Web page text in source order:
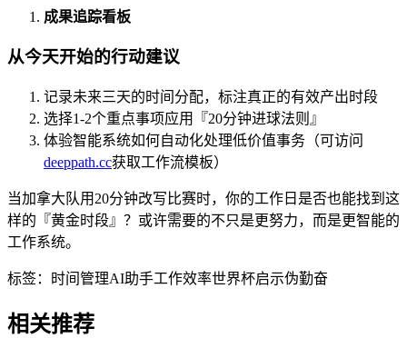
成果追踪看板
从今天开始的行动建议
记录未来三天的时间分配，标注真正的有效产出时段
选择1-2个重点事项应用『20分钟进球法则』
体验智能系统如何自动化处理低价值事务（可访问
deeppath.cc获取工作流模板）
当加拿大队用20分钟改写比赛时，你的工作日是否也能找到这
样的『黄金时段』？或许需要的不只是更努力，而是更智能的
工作系统。
标签： 时间管理AI助手工作效率世界杯启示伪勤奋
相关推荐